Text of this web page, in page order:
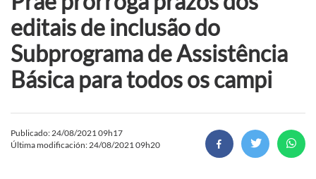
editais de inclusão do
Subprograma de Assistência
Básica para todos os campi
Publicado: 24/08/2021 09h17
Última modificación: 24/08/2021 09h20